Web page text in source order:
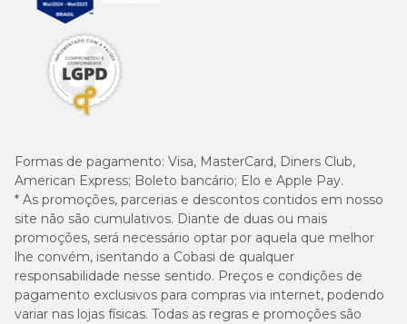
Formas de pagamento: Visa, MasterCard, Diners Club,
American Express; Boleto bancário; Elo e Apple Pay.
* As promoções, parcerias e descontos contidos em nosso
site não são cumulativos. Diante de duas ou mais
promoções, será necessário optar por aquela que melhor
lhe convém, isentando a Cobasi de qualquer
responsabilidade nesse sentido. Preços e condições de
pagamento exclusivos para compras via internet, podendo
variar nas lojas físicas. Todas as regras e promoções são